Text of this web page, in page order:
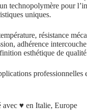
26,99 €
à
86,40 €
technopolymère pour
uniques.
résistance
adhérence intercouche
esthétique de
professionnelles
avec ♥ en Italie, Europe